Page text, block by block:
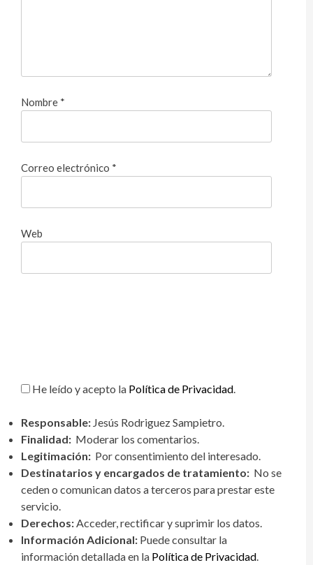
Nombre *
Correo electrónico *
Web
He leído y acepto la Política de Privacidad.
Responsable: Jesús Rodriguez Sampietro.
Finalidad: Moderar los comentarios.
Legitimación: Por consentimiento del interesado.
Destinatarios y encargados de tratamiento: No se
ceden o comunican datos a terceros para prestar este
servicio.
Derechos:Acceder, rectificar y suprimir los datos.
Información Adicional: Puede consultar la
información detallada en la Política de Privacidad.